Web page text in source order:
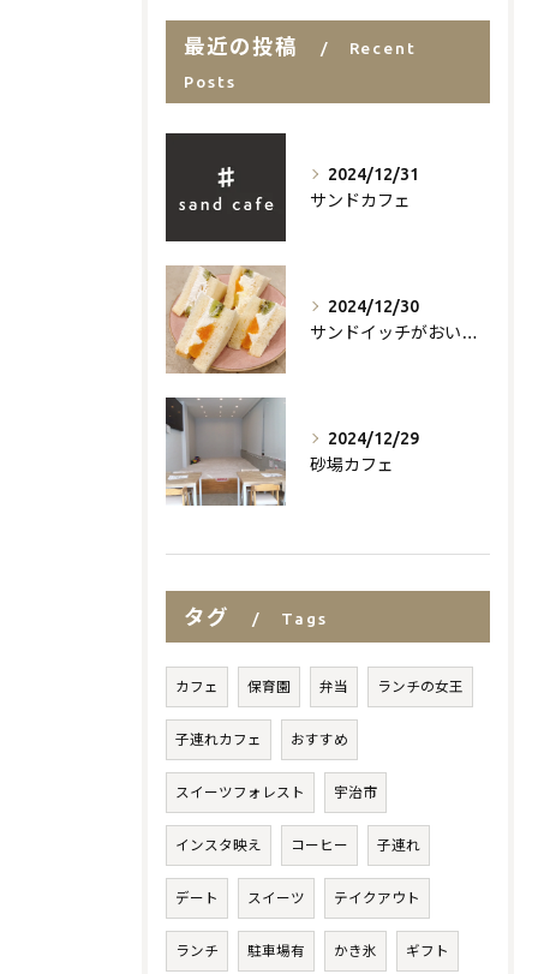
最近の投稿
Recent
Posts
2024/12/31
サンドカフェ
2024/12/30
サンドイッチがおいしいお店
2024/12/29
砂場カフェ
タグ Tags
カフェ 保育園 弁当 ランチの女王
子連れカフェ おすすめ
スイーツフォレスト 宇治市
インスタ映え コーヒー 子連れ
デート スイーツ テイクアウト
ランチ 駐車場有 かき氷 ギフト